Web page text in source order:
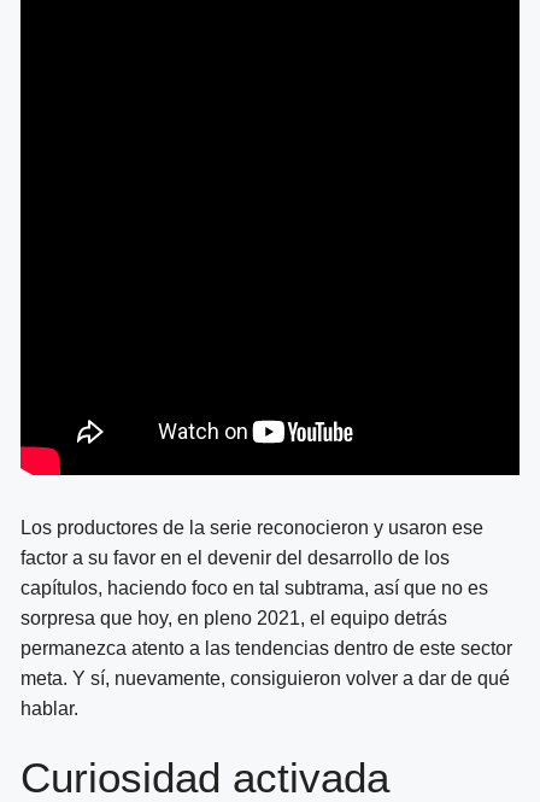
Los productores de la serie reconocieron y usaron ese
factor a su favor en el devenir del desarrollo de los
capítulos, haciendo foco en tal subtrama, así que no es
sorpresa que hoy, en pleno 2021, el equipo detrás
permanezca atento a las tendencias dentro de este sector
meta. Y sí, nuevamente, consiguieron volver a dar de qué
hablar.
Curiosidad activada